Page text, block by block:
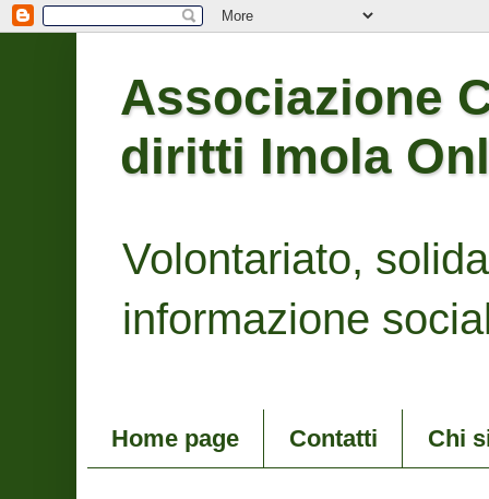
Associazione
diritti Imola
Volontariato,
informazione
Home page Contatti Chi